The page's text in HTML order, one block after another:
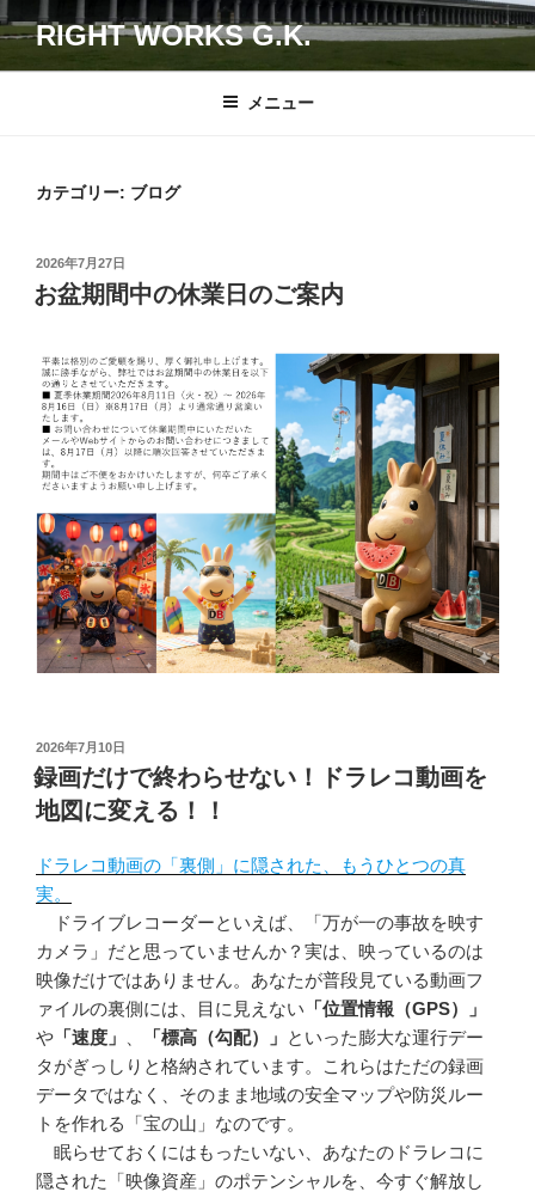
ン
テ
RIGHT WORKS G.K.
メニュー
カテゴリー: ブログ
投
稿
日:
2026年7月27日
お盆期間中の休業日のご案内
投
稿
日:
2026年7月10日
録画だけで終わらせない！ドラレコ動画を
地図に変える！！
ドラレコ動画の「裏側」に隠された、もうひとつの真
実。
ドライブレコーダーといえば、「万が一の事故を映す
カメラ」だと思っていませんか？実は、映っているのは
映像だけではありません。あなたが普段見ている動画フ
ァイルの裏側には、目に見えない 「位置情報（GPS）」
や 「速度」 「標高（勾配）」 といった膨大な運行デー
タがぎっしりと格納されています。これらはただの録画
データではなく、そのまま地域の安全マップや防災ルー
トを作れる「宝の山」なのです。
眠らせておくにはもったいない、あなたのドラレコに
隠された「映像資産」のポテンシャルを、今すぐ解放し